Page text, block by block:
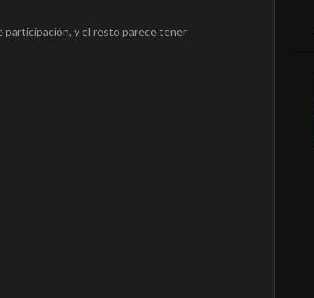
participación, y el resto parece tener